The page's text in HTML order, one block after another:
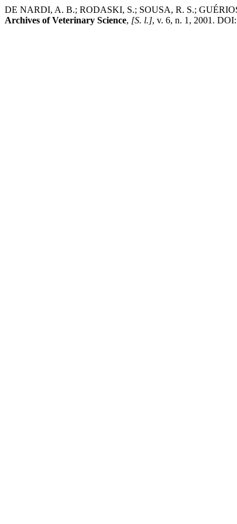
DE NARDI, A. B.; RODASKI, S.; SOUSA, R. S.;
Archives of Veterinary Science, [S. l.], v. 6, n. 1, 2001.